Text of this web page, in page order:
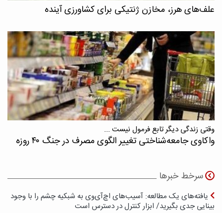
علف‌های هرز، مخازن ژنتیکی برای کشاورزی آینده
وقتی زندگی دیگر تابع فرمول نیست ...
واکاوی جامعه‌شناختی تغییر الگوی مصرف در جنگ ۴۰ روزه
سرخط خبرها
یافته‌های یک مطالعه: آسیب‌های اچ‌آی‌وی به شبکیه چشم را با وجود
بینایی جدی بگیرید/ ابزار کنترل در دسترس است